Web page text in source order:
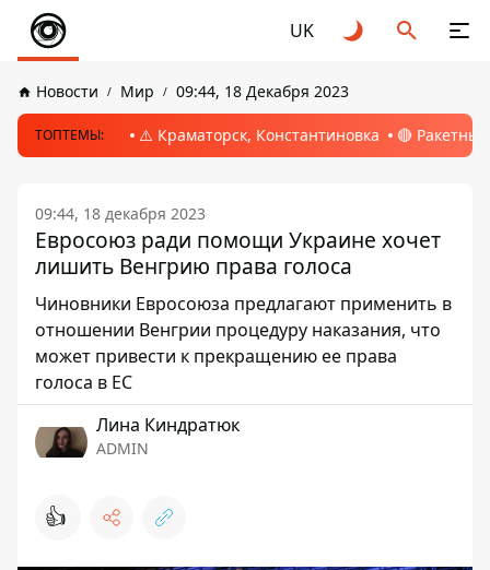
UK
Новости Мир 09:44, 18 Декабря 2023
ТОПТЕМЫ: ⚠️ Краматорск, Константиновка 🔴
09:44, 18 декабря 2023
Евросоюз ради помощи Украине хочет
лишить Венгрию права голоса
Чиновники Евросоюза предлагают применить в
отношении Венгрии процедуру наказания, что
может привести к прекращению ее права
голоса в ЕС
Лина Киндратюк
ADMIN
👍